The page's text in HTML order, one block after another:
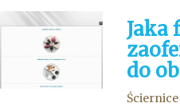
Jaka
do